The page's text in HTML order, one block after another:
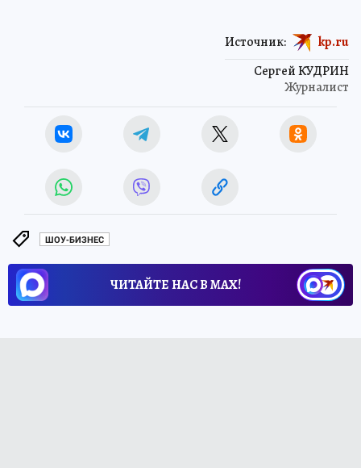
Сергей КУДРИН
Журналист
Источник: kp.ru
ШОУ-БИЗНЕС
ЧИТАЙТЕ НАС В МАХ!